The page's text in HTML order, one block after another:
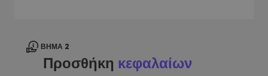
ΒΉΜΑ 2
Προσθήκη κεφαλαίων